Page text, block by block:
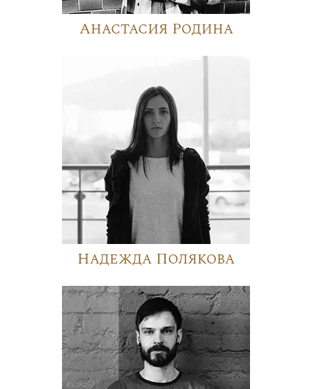
Анастасия Родина
Надежда Полякова